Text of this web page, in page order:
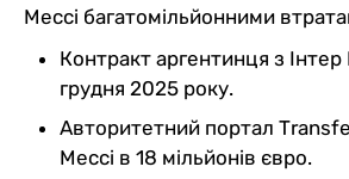
Мессі багатомільйонними
Контракт аргентинця з Інтер
грудня 2025 року.
Авторитетний портал
Мессі в 18 мільйонів євро.